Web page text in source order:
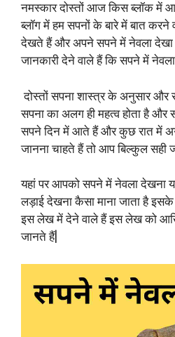
नमस्कार दोस्तों आज किस ब्लॉक में
ब्लॉग में हम सपनों के बारे में बात
देखते हैं और अपने सपने में नेवला
जानकारी देने वाले हैं कि सपने में
दोस्तों सपना शास्त्र के अनुसार और
सपना का अलग ही महत्व होता है
सपने दिन में आते हैं और कुछ रात में
जानना चाहते हैं तो आप बिल्कुल सही
यहां पर आपको सपने में नेवला देखना
लड़ाई देखना कैसा माना जाता है
इस लेख में देने वाले हैं इस लेख को
जानते हैं|